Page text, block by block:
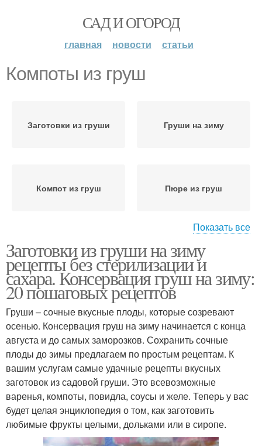
САД И ОГОРОД
главная новости статьи
Компоты из груш
Заготовки из груши Груши на зиму
Компот из груш Пюре из груш
Заготовки из груш Начинка из груш
Компот с лимоном
Карамелизованная
груша
Груша в вине Варение из груш
Показать все
Заготовки из груши на зиму
рецепты без стерилизации и
сахара. Консервация груш на зиму:
20 пошаговых рецептов
Груши – сочные вкусные плоды, которые созревают
осенью. Консервация груш на зиму начинается с конца
августа и до самых заморозков. Сохранить сочные
плоды до зимы предлагаем по простым рецептам. К
вашим услугам самые удачные рецепты вкусных
заготовок из садовой груши. Это всевозможные
варенья, компоты, повидла, соусы и желе. Теперь у вас
будет целая энциклопедия о том, как заготовить
любимые фрукты целыми, дольками или в сиропе.